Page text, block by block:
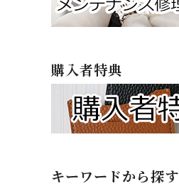
購入者特典
キーワードから探す